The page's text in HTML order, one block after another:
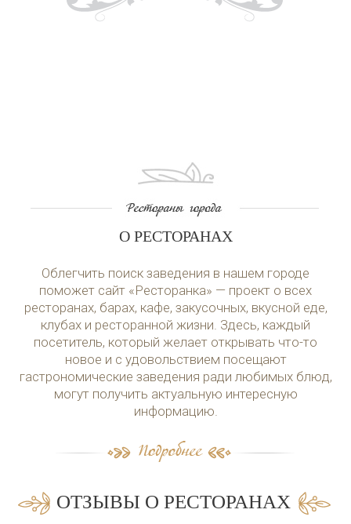
О РЕСТОРАНАХ
Облегчить поиск заведения в нашем городе
поможет сайт «Ресторанка» — проект о всех
ресторанах, барах, кафе, закусочных, вкусной еде,
клубах и ресторанной жизни. Здесь, каждый
посетитель, который желает открывать что-то
новое и с удовольствием посещают
гастрономические заведения ради любимых блюд,
могут получить актуальную интересную
информацию.
ОТЗЫВЫ О РЕСТОРАНАХ